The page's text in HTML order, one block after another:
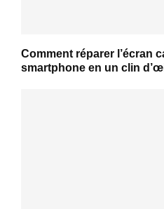
Comment réparer l’écran
smartphone en un clin